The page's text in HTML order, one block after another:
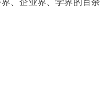
、企业界、学界的百余